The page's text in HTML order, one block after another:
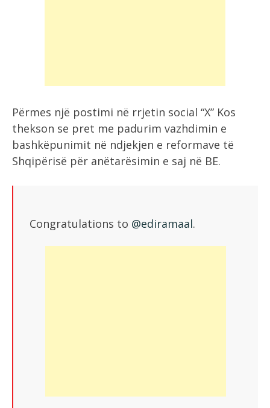
Përmes një postimi në rrjetin social “X” Kos
thekson se pret me padurim vazhdimin e
bashkëpunimit në ndjekjen e reformave të
Shqipërisë për anëtarësimin e saj në BE.
Congratulations to @ediramaal.